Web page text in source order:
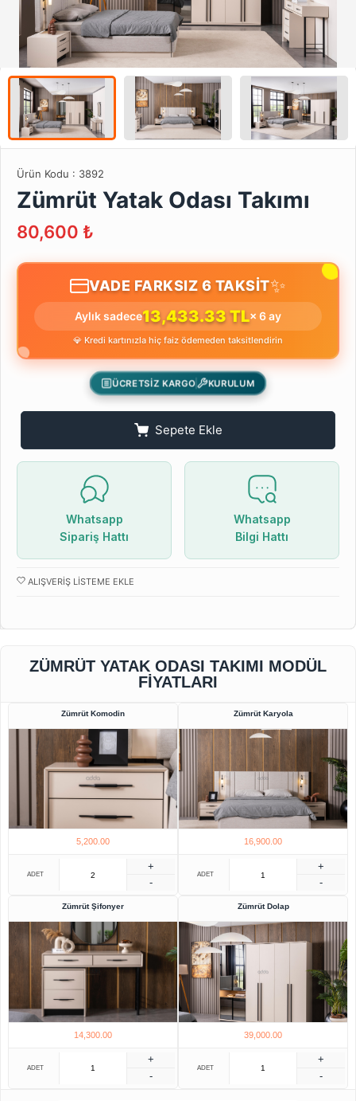
Ürün Kodu : 3892
Zümrüt Yatak Odası Takımı
80,600 ₺
VADE FARKSIZ 6 TAKSİT✨
Aylık sadece13,433.33 TL× 6 ay
💎 Kredi kartınızla hiç faiz ödemeden taksitlendirin
ÜCRETSİZ KARGO KURULUM
Sepete Ekle
Whatsapp
Sipariş Hattı
Whatsapp
Bilgi Hattı
ALIŞVERIŞ LISTEME EKLE
ZÜMRÜT YATAK ODASI TAKIMI MODÜL
FIYATLARI
Zümrüt Komodin
5,200.00
ADET
+
-
Zümrüt Karyola
16,900.00
ADET
+
-
Zümrüt Şifonyer
14,300.00
ADET
+
-
Zümrüt Dolap
39,000.00
ADET
+
-